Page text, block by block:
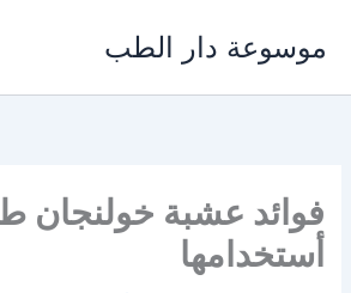
المحتوى
موسوعة دار الطب
فوائد عشبة خولنجان
أستخدامها